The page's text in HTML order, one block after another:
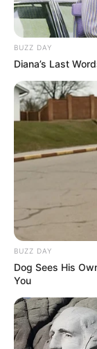
Camera
BUZZ DAY
Diana’s Last
BUZZ DAY
Dog Sees His
You